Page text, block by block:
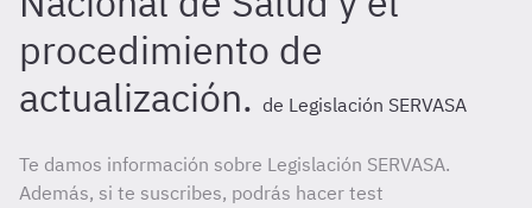
procedimiento de
actualización. de Legislación SERVASA
Te damos información sobre Legislación SERVASA.
Además, si te suscribes, podrás hacer test